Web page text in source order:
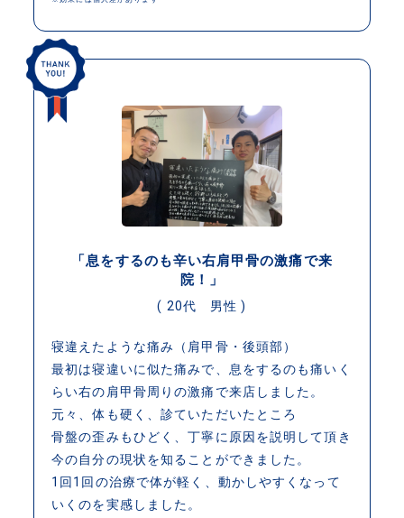
「息をするのも辛い右肩甲骨の激痛で来
院！」
( 20代 男性 )
寝違えたような痛み（肩甲骨・後頭部）
最初は寝違いに似た痛みで、息をするのも痛いく
らい右の肩甲骨周りの激痛で来店しました。
元々、体も硬く、診ていただいたところ
骨盤の歪みもひどく、丁寧に原因を説明して頂き
今の自分の現状を知ることができました。
1回1回の治療で体が軽く、動かしやすくなって
いくのを実感しました。